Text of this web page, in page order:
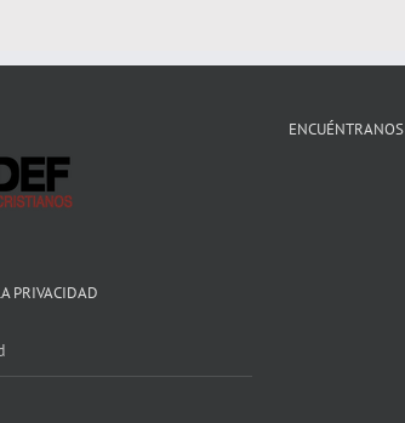
PRIVACIDAD
ENCUÉNTRANOS